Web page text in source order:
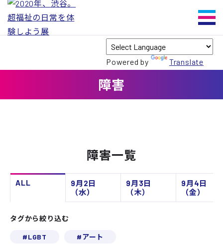
障害
Powered by Translate
障害一覧
ALL
9月2日
（水）
9月3日
（木）
9月4日
（金）
タグから絞り込む
LGBT アート